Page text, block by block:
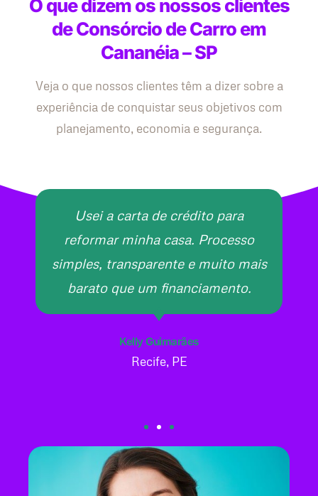
O que dizem os nossos clientes
de Consórcio de Carro em
Cananéia – SP
Veja o que nossos clientes têm a dizer sobre a
experiência de conquistar seus objetivos com
planejamento, economia e segurança.
Usei a carta de crédito para
reformar minha casa. Processo
simples, transparente e muito mais
barato que um financiamento.
Kelly Guimarães
Recife, PE